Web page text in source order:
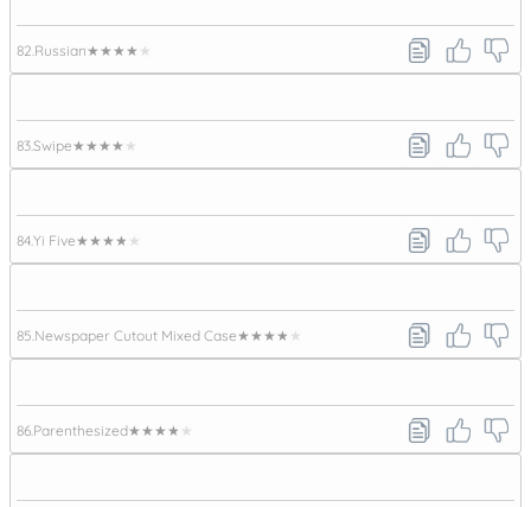
82. Russian★★★★★
83.Swipe★★★★★
84.Yi Five★★★★★
85. Newspaper Cutout Mixed Case★★★★★
86. Parenthesized★★★★★